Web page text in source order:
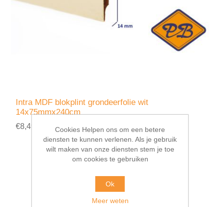
Intra MDF blokplint grondeerfolie wit
14x75mmx240cm
€8,49 incl. BTWCookies Helpen ons om een betere
diensten te kunnen verlenen. Als je gebruik
wilt maken van onze diensten stem je toe
om cookies te gebruiken
Ok
Meer weten